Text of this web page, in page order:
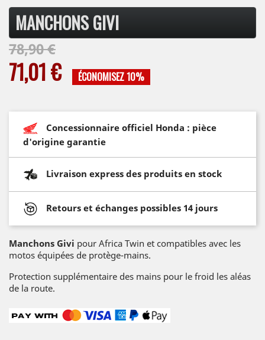
MANCHONS GIVI
78,90 €
71,01 € ÉCONOMISEZ 10%
Concessionnaire officiel Honda : pièce
d'origine garantie
Livraison express des produits en stock
Retours et échanges possibles 14 jours
Manchons Givi pour Africa Twin et compatibles avec les
motos équipées de protège-mains.
Protection supplémentaire des mains pour le froid les aléas
de la route.